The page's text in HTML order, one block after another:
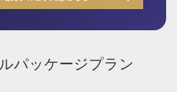
パッケージプラン